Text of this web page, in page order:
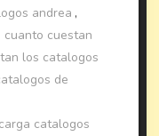
andrea ,
cuanto cuestan
los catalogos
de
catalogos